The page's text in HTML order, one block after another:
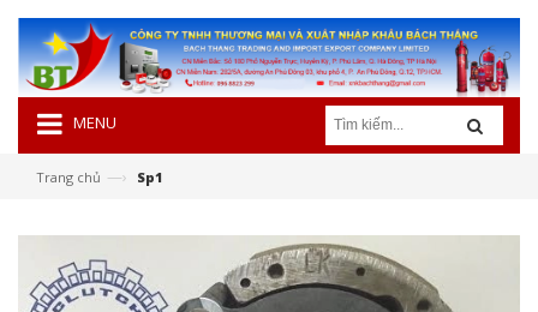
MENU
Trang chủ —› Sp1